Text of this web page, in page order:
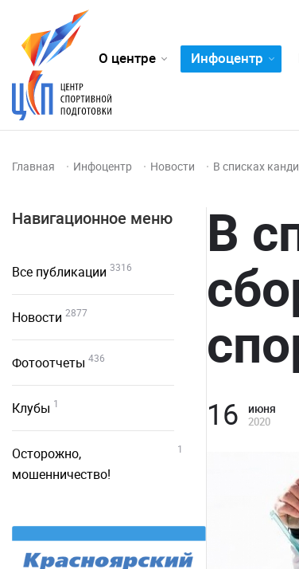
О центре Инфоцентр
Главная Инфоцентр Новости В списках
Навигационное меню
Все публикации 3316
Новости 2877
Фотоотчеты 436
Клубы 1
Осторожно,
мошенничество!
1
В
16 июня
2020